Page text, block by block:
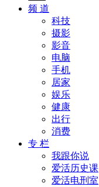
频 道
科技
摄影
影音
电脑
手机
居家
娱乐
健康
出行
消费
专 栏
我跟你说
爱活历史课
爱活电刑室